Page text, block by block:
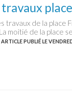
travaux
de la place
moitié de la place
ARTICLE PUBLIÉ LE